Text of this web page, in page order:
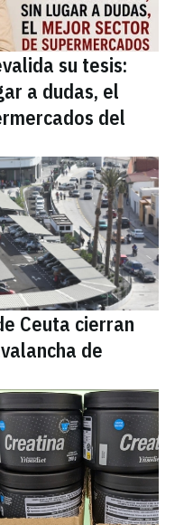
su tesis:
a dudas, el
del
Ceuta cierran
de